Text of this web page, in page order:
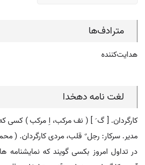
مترادف‌ها
هدایت‌کننده
لغت نامه دهخدا
کارگردان. [ گ َ ] ( نف مرکب، اِ مرکب ) کسی که
مدیر. سرکار: رجل ٌ قلب، مردی کارگردان. (
در تداول امروز بکسی گویند که